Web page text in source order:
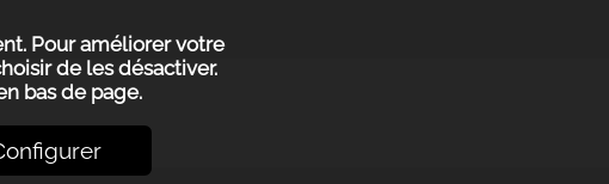
Pour améliorer votre
de les désactiver.
bas de page.